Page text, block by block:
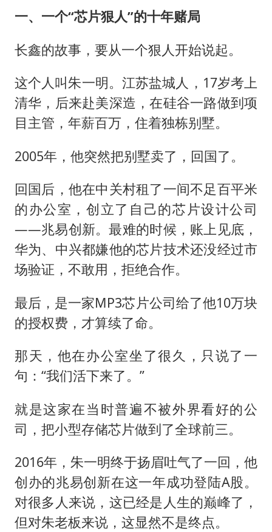
一、一个“芯片狠人”的十年赌局
长鑫的故事，要从一个狠人开始说起。
这个人叫朱一明。江苏盐城人，17岁考上
清华，后来赴美深造，在硅谷一路做到项
目主管，年薪百万，住着独栋别墅。
2005年，他突然把别墅卖了，回国了。
回国后，他在中关村租了一间不足百平米
的办公室，创立了自己的芯片设计公司
——兆易创新。最难的时候，账上见底，
华为、中兴都嫌他的芯片技术还没经过市
场验证，不敢用，拒绝合作。
最后，是一家MP3芯片公司给了他10万块
的授权费，才算续了命。
那天，他在办公室坐了很久，只说了一
句：“我们活下来了。”
就是这家在当时普遍不被外界看好的公
司，把小型存储芯片做到了全球前三。
2016年，朱一明终于扬眉吐气了一回，他
创办的兆易创新在这一年成功登陆A股。
对很多人来说，这已经是人生的巅峰了，
但对朱老板来说，这显然不是终点。